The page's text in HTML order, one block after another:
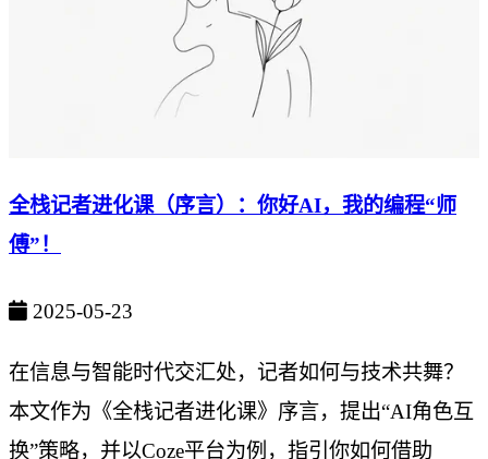
全栈记者进化课（序言）：你好AI，我的编程“师
傅”！
2025-05-23
在信息与智能时代交汇处，记者如何与技术共舞？
本文作为《全栈记者进化课》序言，提出“AI角色互
换”策略，并以Coze平台为例，指引你如何借助